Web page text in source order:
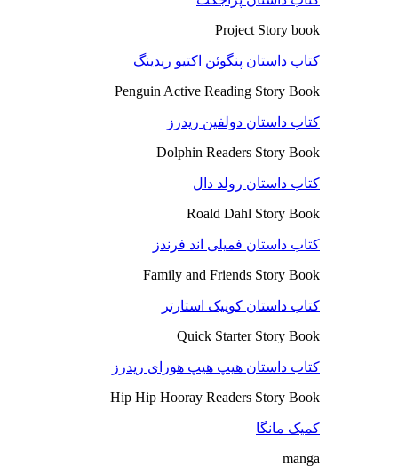
Project Story book
کتاب داستان پنگوئن اکتیو ریدینگ
Penguin Active Reading Story Book
کتاب داستان دولفین ریدرز
Dolphin Readers Story Book
کتاب داستان رولد دال
Roald Dahl Story Book
کتاب داستان فمیلی اند فرندز
Family and Friends Story Book
کتاب داستان کوییک استارتر
Quick Starter Story Book
کتاب داستان هیپ هیپ هورای ریدرز
Hip Hip Hooray Readers Story Book
کمیک مانگا
manga